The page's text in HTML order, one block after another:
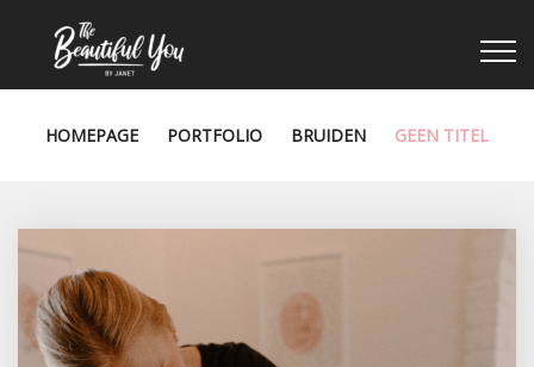
HOMEPAGE PORTFOLIO BRUIDEN GEEN TITEL